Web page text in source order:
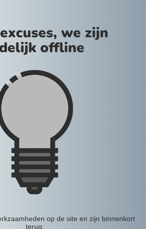
we zijn
offline
op de site en zijn binnenkort
terug.